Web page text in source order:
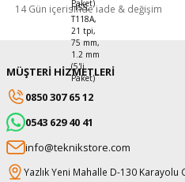
14 Gün içerisinde iade & değişim
MÜŞTERİ HİZMETLERİ
0850 307 65 12
0543 629 40 41
info@teknikstore.com
Yazlık Yeni Mahalle D-130